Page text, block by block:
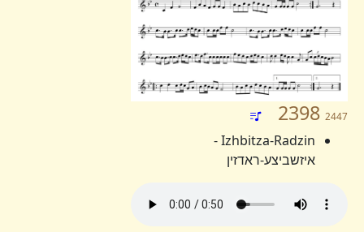
2398 2447
Izhbitza-Radzin -
איזשביצע-ראדזין